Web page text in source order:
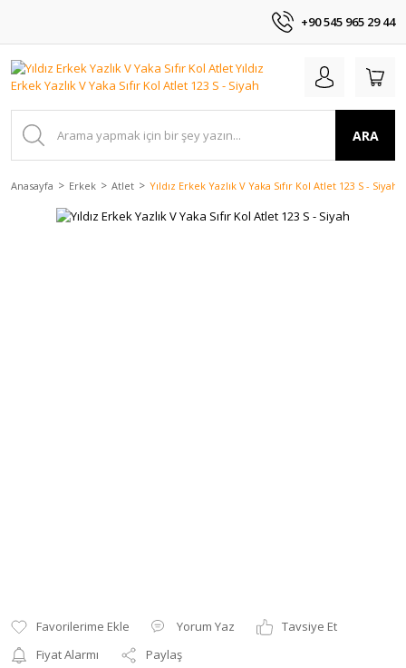
+90 545 965 29 44
ARA
Anasayfa Erkek Atlet Yıldız Erkek Yazlık V Yaka Sıfır Kol Atlet 123 S - Siyah
Yorum Yaz
Tavsiye Et
Fiyat Alarmı
Paylaş